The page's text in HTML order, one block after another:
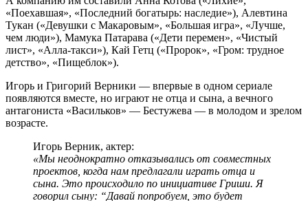
«Поехавшая», «Последний богатырь: наследие»), Алевтина
Тукан («Девушки с Макаровым», «Большая игра», «Лучше,
чем люди»), Мамука Патарава («Дети перемен», «Чистый
лист», «Алла-такси»), Кай Гетц («Пророк», «Гром: трудное
детство», «Пищеблок»).
Игорь и Григорий Верники — впервые в одном сериале
появляются вместе, но играют не отца и сына, а вечного
антагониста «Васильков» — Бестужева — в молодом и зрелом
возрасте.
Игорь Верник, актер:
«Мы неоднократно отказывались от совместных
проектов, когда нам предлагали играть отца и
сына. Это происходило по инициативе Гриши. Я
говорил сыну: “Давай попробуем, это будет